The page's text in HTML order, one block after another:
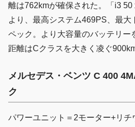
離は762kmが確保された。「i3
より、最高システム469PS、最大
ペック。より大容量のバッテリー
距離はCクラスを大きく凌ぐ
メルセデス・ベンツ C 400
ク
パワーユニット＝2モーター+リチ